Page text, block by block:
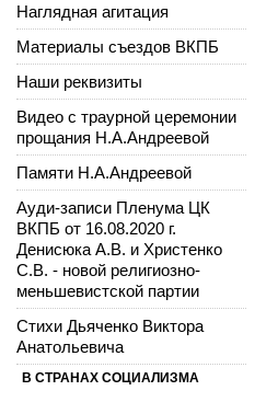
Наглядная агитация
Материалы съездов ВКПБ
Наши реквизиты
Видео с траурной церемонии
прощания Н.А.Андреевой
Памяти Н.А.Андреевой
Ауди-записи Пленума ЦК
ВКПБ от 16.08.2020 г.
Денисюка А.В. и Христенко
С.В. - новой религиозно-
меньшевистской партии
Стихи Дьяченко Виктора
Анатольевича
В СТРАНАХ СОЦИАЛИЗМА